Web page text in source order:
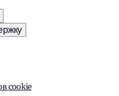
cookie